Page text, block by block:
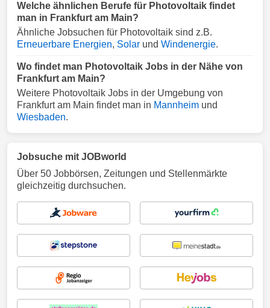
Welche ähnlichen Berufe für Photovoltaik findet
man in Frankfurt am Main?
Ähnliche Jobsuchen für Photovoltaik sind z.B.
Erneuerbare Energien, Solar und Windenergie.
Wo findet man Photovoltaik Jobs in der Nähe von
Frankfurt am Main?
Weitere Photovoltaik Jobs in der Umgebung von
Frankfurt am Main findet man in Mannheim und
Wiesbaden.
Jobsuche mit JOBworld
Über 50 Jobbörsen, Zeitungen und Stellenmärkte
gleichzeitig durchsuchen.